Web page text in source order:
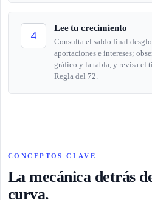
4
Lee tu crecimiento
Consulta el saldo final
aportaciones e intereses;
gráfico y la tabla, y revisa el
Regla del 72.
CONCEPTOS CLAVE
La mecánica detrás
curva.